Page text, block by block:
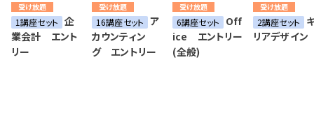
受け放題
1講座セット 企
業会計 エント
リー
受け放題
16講座セット ア
カウンティン
グ エントリー
受け放題
6講座セット Off
ice エントリー
(全般)
受け放題
2講座セット
リアデザイン